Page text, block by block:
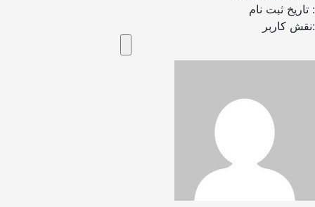
تاریخ ثبت نام :
نقش کاربر: